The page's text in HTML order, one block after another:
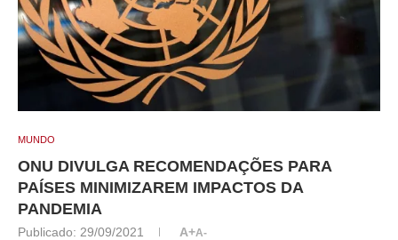
MUNDO
ONU DIVULGA RECOMENDAÇÕES PARA
PAÍSES MINIMIZAREM IMPACTOS DA
PANDEMIA
Publicado: 29/09/2021 A+A-